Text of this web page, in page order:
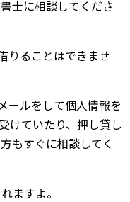
士に相談してくださ
りることはできませ
ールをして個人情報を
けていたり、押し貸し
もすぐに相談してく
ますよ。